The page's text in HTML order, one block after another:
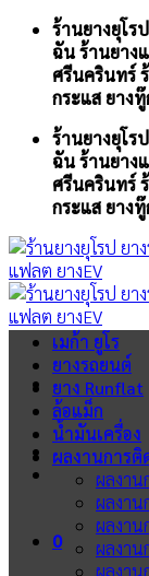
Skip
content
ร้านยางยุโร
ฉัน ร้านยาง
ศรีนครินทร์
กระแส ยาง
ร้านยางยุโร
ฉัน ร้านยาง
ศรีนครินทร์
กระแส ยาง
0
เมก้า ยูโร
ยางรถยนต์
ยาง Runflat
ล้อแม็ก
น้ำมันเครื่อง
ผลงานการติ
ผลงาน
ผลงาน
ผลงาน
ผลงาน
ผลงาน